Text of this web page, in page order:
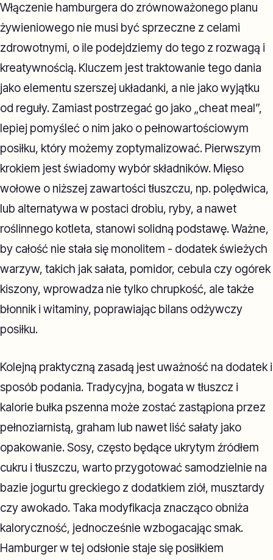
Włączenie hamburgera do zrównoważonego planu
żywieniowego nie musi być sprzeczne z celami
zdrowotnymi, o ile podejdziemy do tego z rozwagą i
kreatywnością. Kluczem jest traktowanie tego dania
jako elementu szerszej układanki, a nie jako wyjątku
od reguły. Zamiast postrzegać go jako „cheat meal”,
lepiej pomyśleć o nim jako o pełnowartościowym
posiłku, który możemy zoptymalizować. Pierwszym
krokiem jest świadomy wybór składników. Mięso
wołowe o niższej zawartości tłuszczu, np. polędwica,
lub alternatywa w postaci drobiu, ryby, a nawet
roślinnego kotleta, stanowi solidną podstawę. Ważne,
by całość nie stała się monolitem - dodatek świeżych
warzyw, takich jak sałata, pomidor, cebula czy ogórek
kiszony, wprowadza nie tylko chrupkość, ale także
błonnik i witaminy, poprawiając bilans odżywczy
posiłku.
Kolejną praktyczną zasadą jest uważność na dodatek i
sposób podania. Tradycyjna, bogata w tłuszcz i
kalorie bułka pszenna może zostać zastąpiona przez
pełnoziarnistą, graham lub nawet liść sałaty jako
opakowanie. Sosy, często będące ukrytym źródłem
cukru i tłuszczu, warto przygotować samodzielnie na
bazie jogurtu greckiego z dodatkiem ziół, musztardy
czy awokado. Taka modyfikacja znacząco obniża
kaloryczność, jednocześnie wzbogacając smak.
Hamburger w tej odsłonie staje się posiłkiem